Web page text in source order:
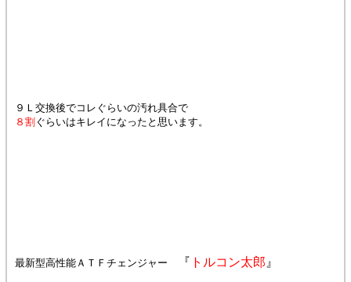
９Ｌ交換後でコレぐらいの汚れ具合で
８割ぐらいはキレイになったと思います。
最新型高性能ＡＴＦチェンジャー 『 トルコン太郎 』